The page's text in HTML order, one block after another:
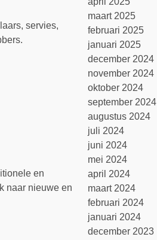
servies,
en
naar nieuwe en
maart 2025
februari 2025
januari 2025
december 2024
november 2024
oktober 2024
september 2024
augustus 2024
juli 2024
juni 2024
mei 2024
april 2024
maart 2024
februari 2024
januari 2024
december 2023